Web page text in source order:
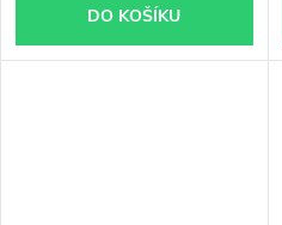
DO KOŠÍKU